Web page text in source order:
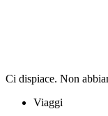
Ci dispiace. Non
Viaggi